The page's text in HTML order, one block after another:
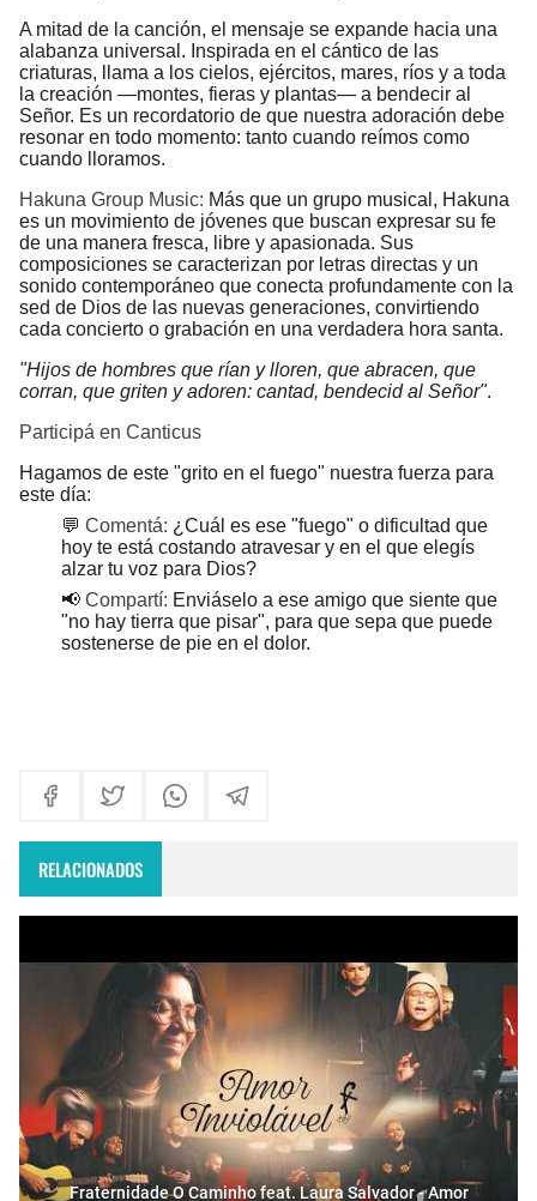
A mitad de la canción, el mensaje se expande hacia una
alabanza universal. Inspirada en el cántico de las
criaturas, llama a los cielos, ejércitos, mares, ríos y a toda
la creación —montes, fieras y plantas— a bendecir al
Señor. Es un recordatorio de que nuestra adoración debe
resonar en todo momento: tanto cuando reímos como
cuando lloramos.
Hakuna Group Music: Más que un grupo musical, Hakuna
es un movimiento de jóvenes que buscan expresar su fe
de una manera fresca, libre y apasionada. Sus
composiciones se caracterizan por letras directas y un
sonido contemporáneo que conecta profundamente con la
sed de Dios de las nuevas generaciones, convirtiendo
cada concierto o grabación en una verdadera hora santa.
"Hijos de hombres que rían y lloren, que abracen, que
corran, que griten y adoren: cantad, bendecid al Señor".
Participá en Canticus
Hagamos de este "grito en el fuego" nuestra fuerza para
este día:
💬 Comentá: ¿Cuál es ese "fuego" o dificultad que
hoy te está costando atravesar y en el que elegís
alzar tu voz para Dios?
📢 Compartí: Enviáselo a ese amigo que siente que
"no hay tierra que pisar", para que sepa que puede
sostenerse de pie en el dolor.
RELACIONADOS
Fraternidade O Caminho feat. Laura Salvador - Amor